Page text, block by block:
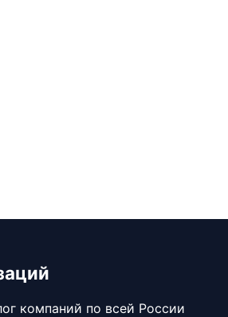
компаний по всей России